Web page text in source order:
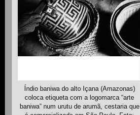
Índio baniwa do alto Içana (Amazonas)
coloca etiqueta com a logomarca “arte
baniwa” num urutu de arumã, cestaria que